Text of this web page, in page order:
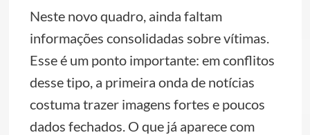
Neste novo quadro, ainda faltam
informações consolidadas sobre vítimas.
Esse é um ponto importante: em conflitos
desse tipo, a primeira onda de notícias
costuma trazer imagens fortes e poucos
dados fechados. O que já aparece com